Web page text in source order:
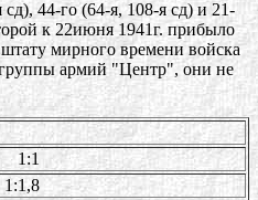
44-го (64-я, 108-я сд) и 21-
к 22июня 1941г. прибыло
мирного времени войска
группы армий "Центр", они не